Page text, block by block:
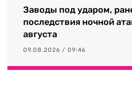
Заводы под ударом,
последствия ночной
августа
09.08.2026 / 09:46